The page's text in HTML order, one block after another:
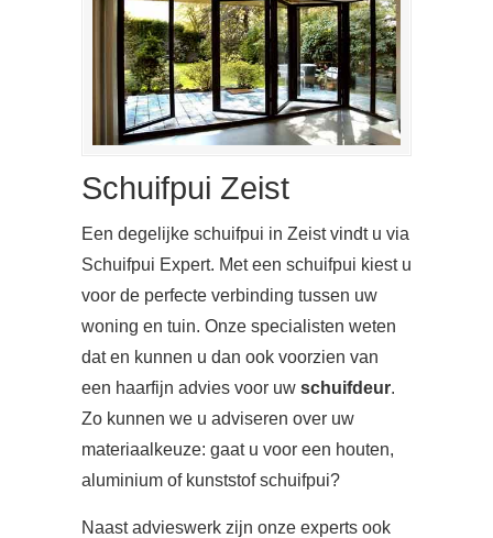
Schuifpui Zeist
Een degelijke schuifpui in Zeist vindt u via
Schuifpui Expert. Met een schuifpui kiest u
voor de perfecte verbinding tussen uw
woning en tuin. Onze specialisten weten
dat en kunnen u dan ook voorzien van
een haarfijn advies voor uw schuifdeur.
Zo kunnen we u adviseren over uw
materiaalkeuze: gaat u voor een houten,
aluminium of kunststof schuifpui?
Naast advieswerk zijn onze experts ook